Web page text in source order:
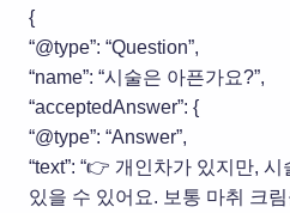
{
“@type”: “Question”,
“name”: “시술은 아픈가요?”,
“acceptedAnswer”: {
“@type”: “Answer”,
“text”: “👉 개인차가 있지만,
있을 수 있어요. 보통 마취 크